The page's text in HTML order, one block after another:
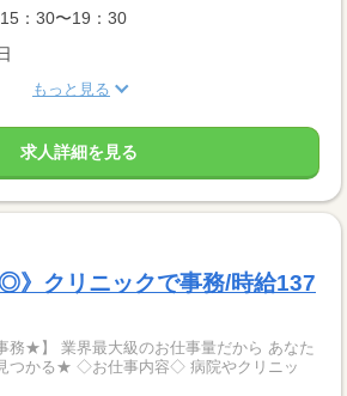
：30〜19：30
もっと見る
求人詳細を見る
◎》クリニックで事務/時給137
務★】 業界最大級のお仕事量だから あなた
◇ 病院やクリニッ